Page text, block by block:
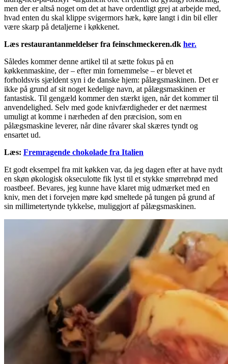
men der er altså noget om det at have ordentligt grej at arbejde med,
hvad enten du skal klippe svigermors hæk, køre langt i din bil eller
være skarp på detaljerne i køkkenet.
Læs restaurantanmeldelser fra feinschmeckeren.dk her.
Således kommer denne artikel til at sætte fokus på en
køkkenmaskine, der – efter min fornemmelse – er blevet et
forholdsvis sjældent syn i de danske hjem: pålægsmaskinen. Det er
ikke på grund af sit noget kedelige navn, at pålægsmaskinen er
fantastisk. Til gengæld kommer den stærkt igen, når det kommer til
anvendelighed. Selv med gode knivfærdigheder er det nærmest
umuligt at komme i nærheden af den præcision, som en
pålægsmaskine leverer, når dine råvarer skal skæres tyndt og
ensartet ud.
Læs: Fremragende chokolade fra Italien
Et godt eksempel fra mit køkken var, da jeg dagen efter at have nydt
en skøn økologisk okseculotte fik lyst til et stykke smørrebrød med
roastbeef. Bevares, jeg kunne have klaret mig udmærket med en
kniv, men det i forvejen møre kød smeltede på tungen på grund af
sin millimetertynde tykkelse, muliggjort af pålægsmaskinen.